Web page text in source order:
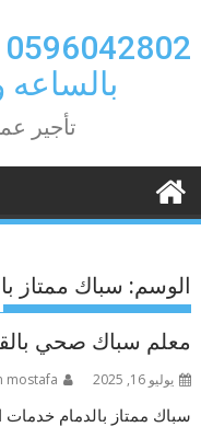
to
content
بالساعه
تأجير
الوسم: سباك ممتاز
معلم سباك صحي بالقطيف
يوليو 16, 2025 mostafa
سباك ممتاز بالدمام